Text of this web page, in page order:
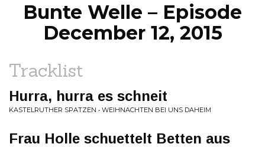
Bunte Welle – Episode
December 12, 2015
Tracklist
Hurra, hurra es schneit
KASTELRUTHER SPATZEN • WEIHNACHTEN BEI UNS DAHEIM
Frau Holle schuettelt Betten aus